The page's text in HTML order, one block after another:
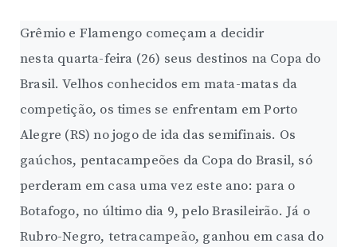
Grêmio e Flamengo começam a decidir
nesta quarta-feira (26) seus destinos na Copa do
Brasil. Velhos conhecidos em mata-matas da
competição, os times se enfrentam em Porto
Alegre (RS) no jogo de ida das semifinais. Os
gaúchos, pentacampeões da Copa do Brasil, só
perderam em casa uma vez este ano: para o
Botafogo, no último dia 9, pelo Brasileirão. Já o
Rubro-Negro, tetracampeão, ganhou em casa do